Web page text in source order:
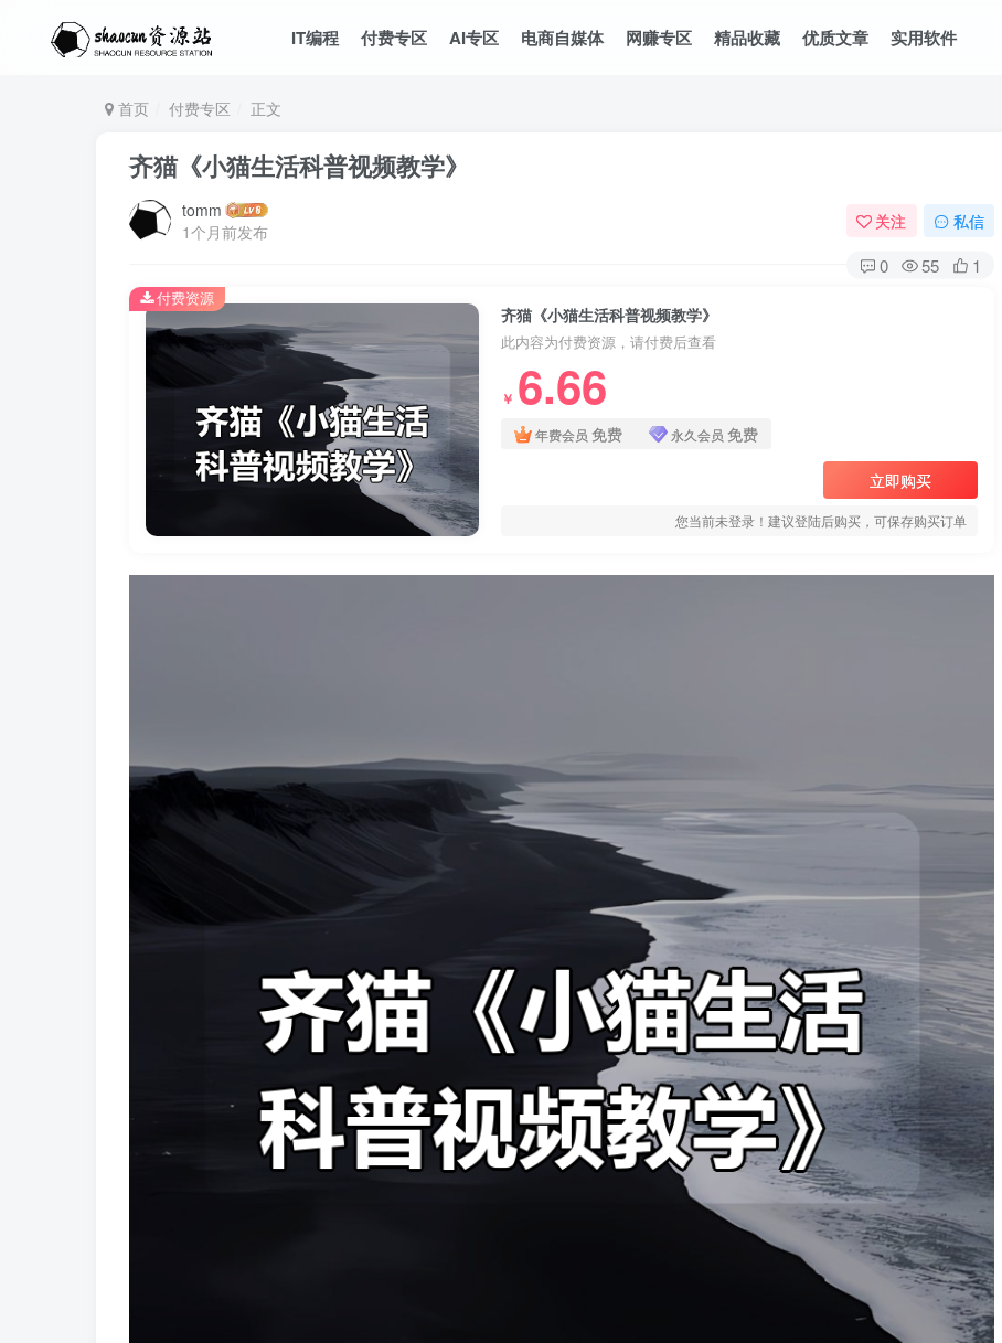
IT编程 付费专区 AI专区 电商自媒体 网赚专区 精品收藏 优质文章 实用软件
首页 付费专区 正文
齐猫《小猫生活科普视频教学》
tomm
1个月前发布
关注 私信
0 55 1
齐猫《小猫生活科普视频教学》
此内容为付费资源，请付费后查看
￥ 6.66
年费会员 免费 永久会员 免费
立即购买
您当前未登录！建议登陆后购买，可保存购买订单
付费资源